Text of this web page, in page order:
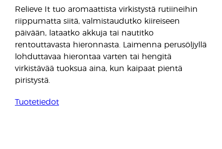
Relieve It tuo aromaattista virkistystä rutiineihin
riippumatta siitä, valmistaudutko kiireiseen
päivään, lataatko akkuja tai nautitko
rentouttavasta hieronnasta. Laimenna perusöljyllä
lohduttavaa hierontaa varten tai hengitä
virkistävää tuoksua aina, kun kaipaat pientä
piristystä.
Tuotetiedot